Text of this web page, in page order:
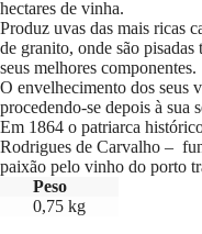
hectares de vinha.
Produz uvas das mais ricas
de granito, onde são
seus melhores componentes.
O envelhecimento dos seus
procedendo-se depois à sua
Em 1864 o patriarca
Rodrigues de Carvalho –
paixão pelo vinho do porto
Peso
0,75 kg